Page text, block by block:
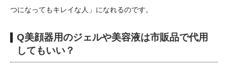
つになってもキレイな人」になれるのです。
Q美顔器用のジェルや美容液は市販品で代用
してもいい？